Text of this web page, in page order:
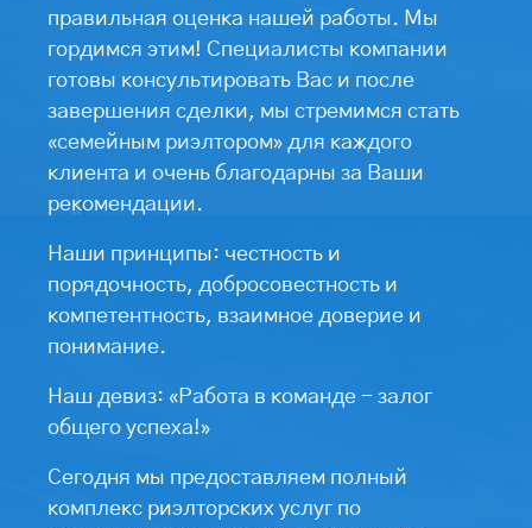
правильная оценка нашей работы. Мы
гордимся этим! Специалисты компании
готовы консультировать Вас и после
завершения сделки, мы стремимся стать
«семейным риэлтором» для каждого
клиента и очень благодарны за Ваши
рекомендации.
Наши принципы: честность и
порядочность, добросовестность и
компетентность, взаимное доверие и
понимание.
Наш девиз: «Работа в команде - залог
общего успеха!»
Сегодня мы предоставляем полный
комплекс риэлторских услуг по